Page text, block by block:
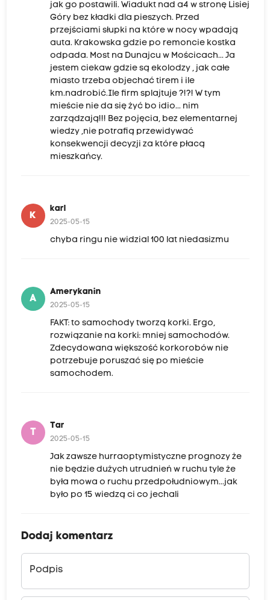
jak go postawili. Wiadukt nad a4 w stronę Lisiej
Góry bez kładki dla pieszych. Przed
przejściami słupki na które w nocy wpadają
auta. Krakowska gdzie po remoncie kostka
odpada. Most na Dunajcu w Mościcach... Ja
jestem ciekaw gdzie są ekolodzy , jak całe
miasto trzeba objechać tirem i ile
km.nadrobić.Ile firm splajtuje ?!?! W tym
mieście nie da się żyć bo idio... nim
zarządzają!!! Bez pojęcia, bez elementarnej
wiedzy ,nie potrafią przewidywać
konsekwencji decyzji za które płacą
mieszkańcy.
K
karl
2025-05-15
chyba ringu nie widzial 100 lat niedasizmu
A
Amerykanin
2025-05-15
FAKT: to samochody tworzą korki. Ergo,
rozwiązanie na korki: mniej samochodów.
Zdecydowana większość korkorobów nie
potrzebuje poruszać się po mieście
samochodem.
T
Tar
2025-05-15
Jak zawsze hurraoptymistyczne prognozy że
nie będzie dużych utrudnień w ruchu tyle że
była mowa o ruchu przedpołudniowym...jak
było po 15 wiedzą ci co jechali
Dodaj komentarz
Podpis